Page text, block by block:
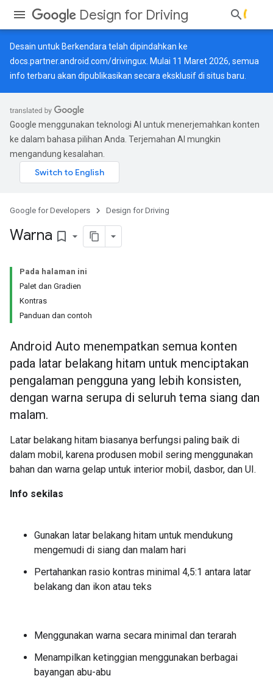
Design for Driving
Desain untuk Berkendara telah dipindahkan ke
docs.partner.android.com/drivingux . Mulai 11 Maret 2026, semua
info terbaru akan dipublikasikan secara eksklusif di situs baru.
Google menggunakan teknologi AI untuk menerjemahkan konten
ke dalam bahasa pilihan Anda. Terjemahan AI mungkin
mengandung kesalahan.
Google for Developers Design for Driving
Warna bookmark_border
Pada halaman ini
Palet dan Gradien
Kontras
Panduan dan contoh
Android Auto menempatkan semua konten
pada latar belakang hitam untuk menciptakan
pengalaman pengguna yang lebih konsisten,
dengan warna serupa di seluruh tema siang dan
malam.
Latar belakang hitam biasanya berfungsi paling baik di
dalam mobil, karena produsen mobil sering menggunakan
bahan dan warna gelap untuk interior mobil, dasbor, dan UI.
Info sekilas
Gunakan latar belakang hitam untuk mendukung
mengemudi di siang dan malam hari
Pertahankan rasio kontras minimal 4,5:1 antara latar
belakang dan ikon atau teks
Menggunakan warna secara minimal dan terarah
Menampilkan ketinggian menggunakan berbagai
bayangan abu-abu